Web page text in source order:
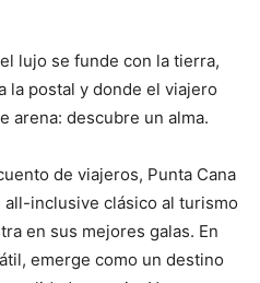
lujo se funde con la tierra,
la postal y donde el viajero
arena: descubre un alma.
de viajeros, Punta Cana
inclusive clásico al turismo
en sus mejores galas. En
emerge como un destino